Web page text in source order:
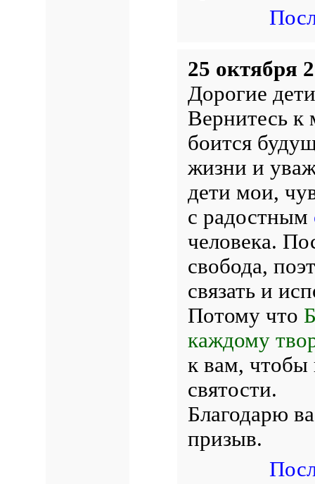
25 октября
Дорогие
Вернитесь к
боится
жизни и
дети мои,
с радостным
человека.
свобода,
связать и
Потому что
каждому
к вам, чтобы
святости.
Благодарю
призыв.